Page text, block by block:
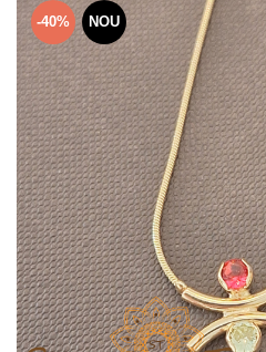
Bijuterii pentru barbati
Inele
Lanturi
Bratari
Talismane
Verighete
Bijuterii din argint placate cu aur
24K
-40% NOU